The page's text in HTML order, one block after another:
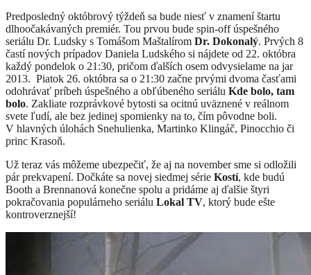
Predposledný októbrový týždeň sa bude niesť v znamení štartu
dlhoočakávaných premiér. Tou prvou bude spin-off úspešného
seriálu Dr. Ludsky s Tomášom Maštalírom Dr. Dokonalý. Prvých 8
častí nových prípadov Daniela Ludského si nájdete od 22. októbra
každý pondelok o 21:30, pričom ďalších osem odvysielame na jar
2013. Piatok 26. októbra sa o 21:30 začne prvými dvoma časťami
odohrávať príbeh úspešného a obľúbeného seriálu Kde bolo, tam
bolo. Zakliate rozprávkové bytosti sa ocitnú uväznené v reálnom
svete ľudí, ale bez jedinej spomienky na to, čím pôvodne boli.
V hlavných úlohách Snehulienka, Martinko Klingáč, Pinocchio či
princ Krasoň.
Už teraz vás môžeme ubezpečiť, že aj na november sme si odložili
pár prekvapení. Dočkáte sa novej siedmej série Kostí, kde budú
Booth a Brennanová konečne spolu a pridáme aj ďalšie štyri
pokračovania populárneho seriálu Lokal TV, ktorý bude ešte
kontroverznejší!